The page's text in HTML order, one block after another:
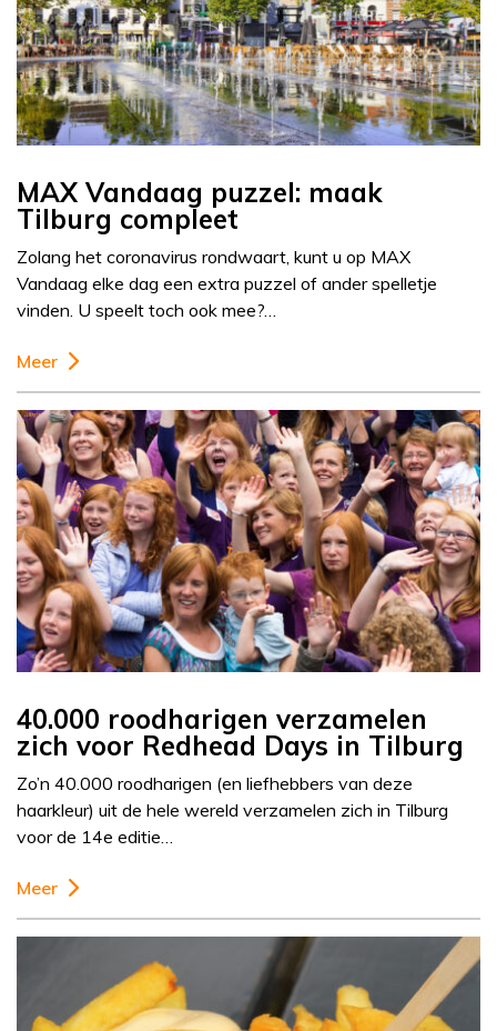
MAX Vandaag puzzel: maak
Tilburg compleet
Zolang het coronavirus rondwaart, kunt u op MAX
Vandaag elke dag een extra puzzel of ander spelletje
vinden. U speelt toch ook mee?…
Meer
40.000 roodharigen verzamelen
zich voor Redhead Days in Tilburg
Zo’n 40.000 roodharigen (en liefhebbers van deze
haarkleur) uit de hele wereld verzamelen zich in Tilburg
voor de 14e editie…
Meer